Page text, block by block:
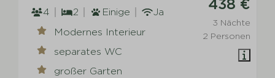
438 €
3 Nächte
2 Personen
4 2 Einige
Ja
Modernes Interieur
separates WC
großer Garten